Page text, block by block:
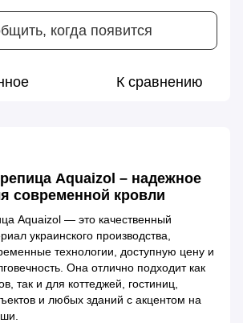
когда появится
К сравнению
Aquaizol – надежное
современной кровли
Aquaizol — это качественный
украинского производства,
технологии, доступную цену и
Она отлично подходит как
так и для коттеджей, гостиниц,
и любых зданий с акцентом на